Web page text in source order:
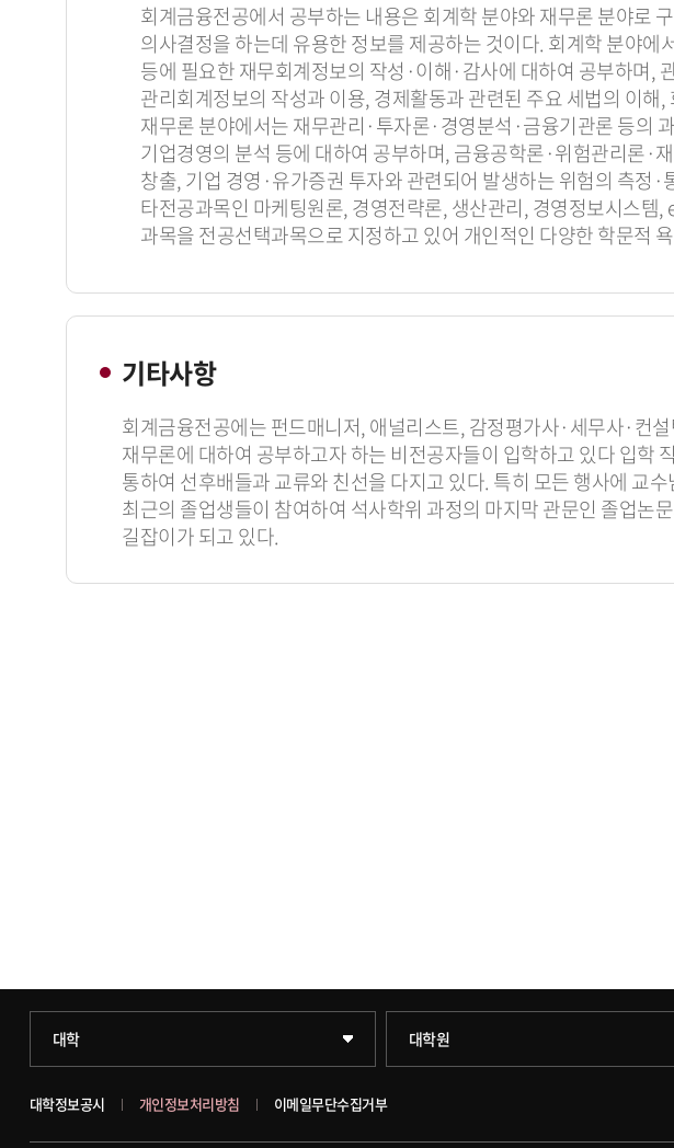
회계금융전공에서 공부하는 내용은 회계학 분야와 재무론 분야로
의사결정을 하는데 유용한 정보를 제공하는 것이다. 회계학 분야
등에 필요한 재무회계정보의 작성·이해·감사에 대하여 공부하며,
관리회계정보의 작성과 이용, 경제활동과 관련된 주요 세법의 이
재무론 분야에서는 재무관리·투자론·경영분석·금융기관론 등의
기업경영의 분석 등에 대하여 공부하며, 금융공학론·위험관리론·
창출, 기업 경영·유가증권 투자와 관련되어 발생하는 위험의 측정
타전공과목인 마케팅원론, 경영전략론, 생산관리, 경영정보시스
과목을 전공선택과목으로 지정하고 있어 개인적인 다양한 학문적
기타사항
회계금융전공에는 펀드매니저, 애널리스트, 감정평가사·세무사·컨
재무론에 대하여 공부하고자 하는 비전공자들이 입학하고 있다 입학
통하여 선후배들과 교류와 친선을 다지고 있다. 특히 모든 행사에 교
최근의 졸업생들이 참여하여 석사학위 과정의 마지막 관문인 졸업논
길잡이가 되고 있다.
대학
과학기술대학 대학원
일반대학원
대학정보공시 개인정보처리방침 이메일무단수집거부